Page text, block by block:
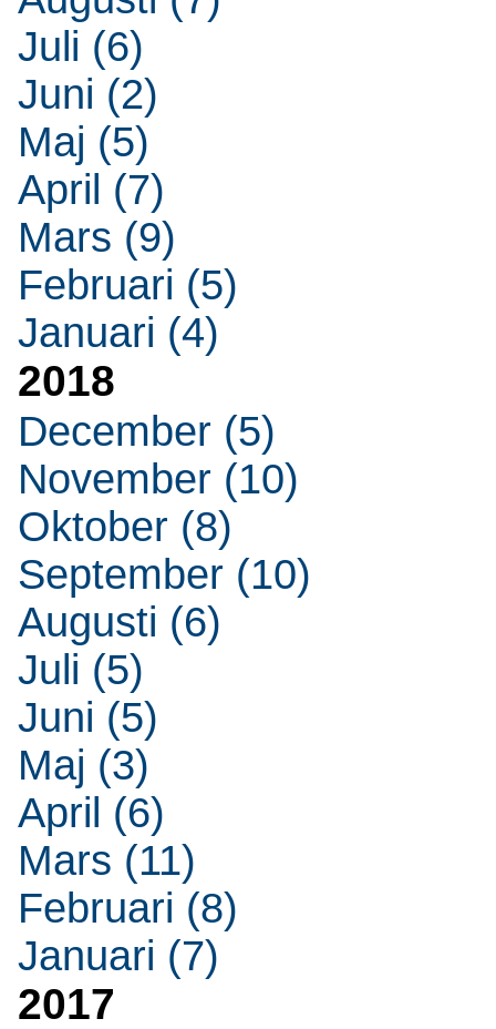
Juli (6)
Juni (2)
Maj (5)
April (7)
Mars (9)
Februari (5)
Januari (4)
2018
December (5)
November (10)
Oktober (8)
September (10)
Augusti (6)
Juli (5)
Juni (5)
Maj (3)
April (6)
Mars (11)
Februari (8)
Januari (7)
2017